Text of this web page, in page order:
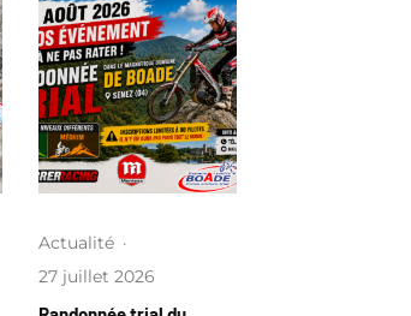
Actualité ·
27 juillet 2026